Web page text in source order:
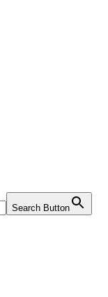
Search Button